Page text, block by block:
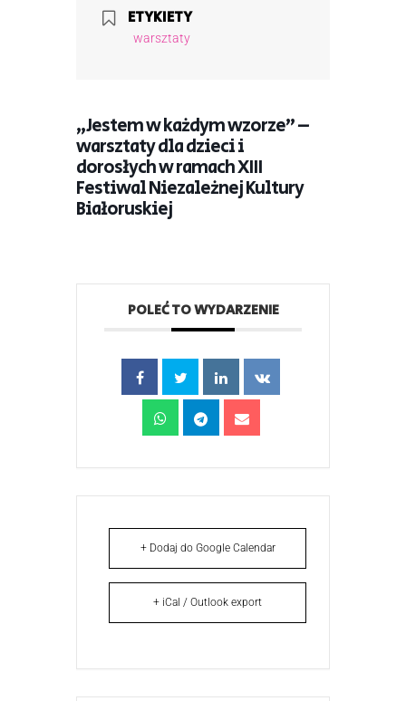
ETYKIETY
warsztaty
„Jestem w każdym wzorze” –
warsztaty dla dzieci i
dorosłych w ramach XIII
Festiwal Niezależnej Kultury
Białoruskiej
POLEĆ TO WYDARZENIE
+ Dodaj do Google Calendar
+ iCal / Outlook export